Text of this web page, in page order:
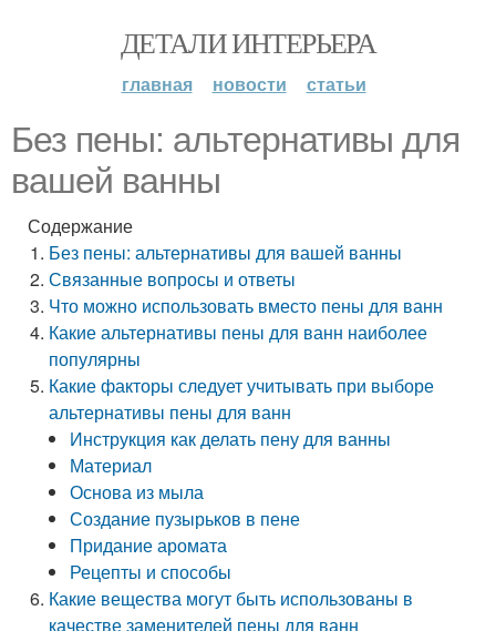
ДЕТАЛИ ИНТЕРЬЕРА
главная новости статьи
Без пены: альтернативы для
вашей ванны
Содержание
Без пены: альтернативы для вашей ванны
Связанные вопросы и ответы
Что можно использовать вместо пены для ванн
Какие альтернативы пены для ванн наиболее
популярны
Какие факторы следует учитывать при выборе
альтернативы пены для ванн
Инструкция как делать пену для ванны
Материал
Основа из мыла
Создание пузырьков в пене
Придание аромата
Рецепты и способы
Какие вещества могут быть использованы в
качестве заменителей пены для ванн